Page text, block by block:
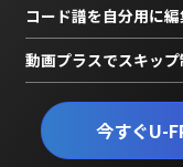
今すぐU-
コード譜を自分用に
動画プラスでスキッ